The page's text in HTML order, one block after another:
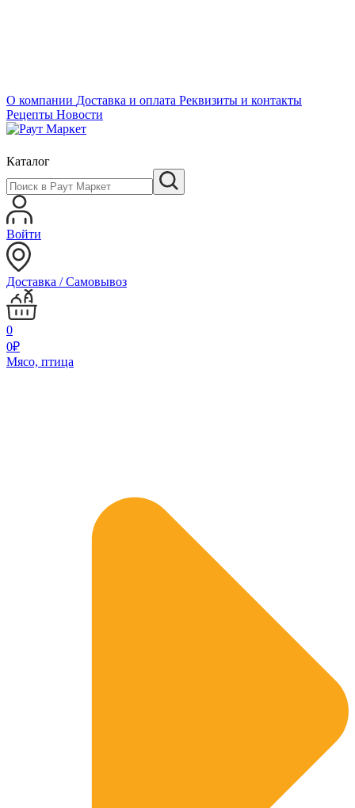
О компании Доставка и оплата Реквизиты и контакты
Рецепты Новости
Каталог
Войти
Доставка / Самовывоз
0
0₽
Мясо, птица